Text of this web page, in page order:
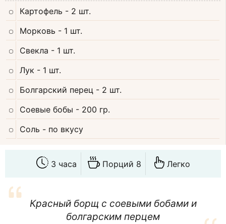
Картофель - 2 шт.
Морковь - 1 шт.
Свекла - 1 шт.
Лук - 1 шт.
Болгарский перец - 2 шт.
Соевые бобы - 200 гр.
Соль - по вкусу
3 часа Порций 8 Легко
Красный борщ с соевыми бобами и
болгарским перцем